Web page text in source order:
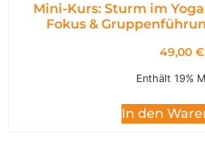
Mini-Kurs: Sturm im
Fokus &
49,00 €
Enthält 19%
In den